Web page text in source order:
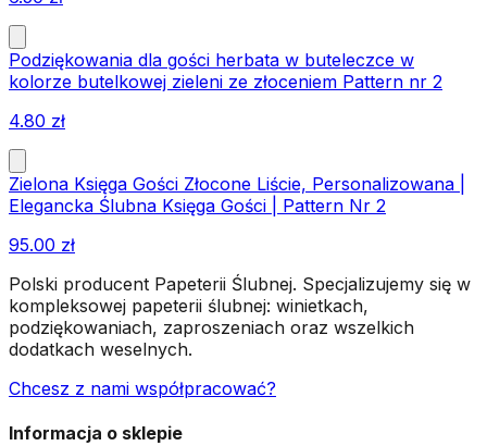
Podziękowania dla gości herbata w buteleczce w
kolorze butelkowej zieleni ze złoceniem Pattern nr 2
4.80 zł
Zielona Księga Gości Złocone Liście, Personalizowana |
Elegancka Ślubna Księga Gości | Pattern Nr 2
95.00 zł
Polski producent Papeterii Ślubnej. Specjalizujemy się w
kompleksowej papeterii ślubnej: winietkach,
podziękowaniach, zaproszeniach oraz wszelkich
dodatkach weselnych.
Chcesz z nami współpracować?
Informacja o sklepie